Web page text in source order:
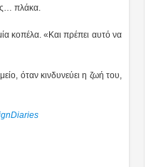
πλάκα.
κοπέλα. «Και πρέπει αυτό να
όταν κινδυνεύει η ζωή του,